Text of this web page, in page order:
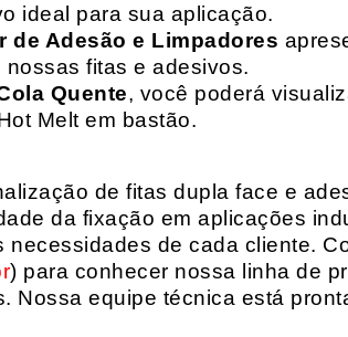
ideal para sua aplicação.
de Adesão e Limpadores
fitas e adesivos.
Quente, você poderá
Melt em bastão.
de fitas dupla face e
da fixação em aplicações
necessidades de cada cliente.
) para conhecer nossa linha de
Nossa equipe técnica está